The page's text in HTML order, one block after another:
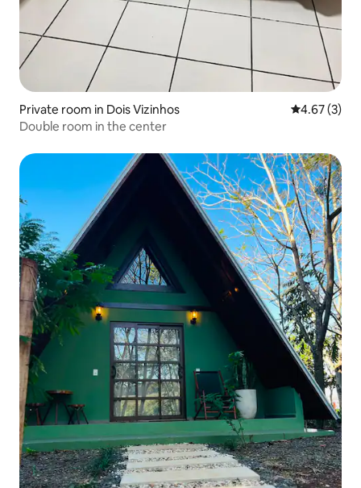
Private room in Dois Vizinhos 4.67 out of
4.67 (3)
Double room in the center